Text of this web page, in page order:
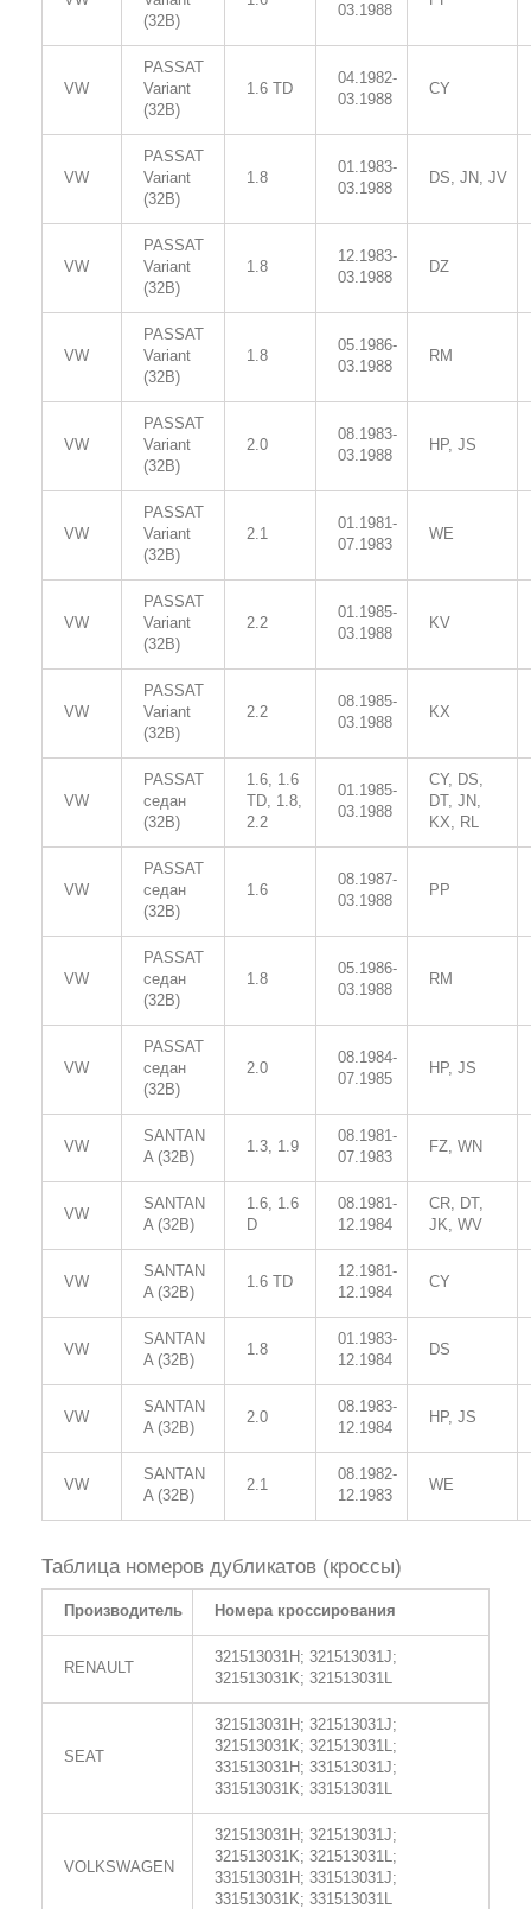
(32B)
03.1988
VW
PASSAT
Variant
(32B)
1.6 TD
04.1982-
03.1988
CY
VW
PASSAT
Variant
(32B)
1.8
01.1983-
03.1988
DS, JN, JV
VW
PASSAT
Variant
(32B)
1.8
12.1983-
03.1988
DZ
VW
PASSAT
Variant
(32B)
1.8
05.1986-
03.1988
RM
VW
PASSAT
Variant
(32B)
2.0
08.1983-
03.1988
HP, JS
VW
PASSAT
Variant
(32B)
2.1
01.1981-
07.1983
WE
VW
PASSAT
Variant
(32B)
2.2
01.1985-
03.1988
KV
VW
PASSAT
Variant
(32B)
2.2
08.1985-
03.1988
KX
VW
PASSAT
седан
(32B)
1.6, 1.6
TD, 1.8,
2.2
01.1985-
03.1988
CY, DS,
DT, JN,
KX, RL
VW
PASSAT
седан
(32B)
1.6
08.1987-
03.1988
PP
VW
PASSAT
седан
(32B)
1.8
05.1986-
03.1988
RM
VW
PASSAT
седан
(32B)
2.0
08.1984-
07.1985
HP, JS
VW
SANTAN
A (32B)
1.3, 1.9
08.1981-
07.1983
FZ, WN
VW
SANTAN
A (32B)
1.6, 1.6
D
08.1981-
12.1984
CR, DT,
JK, WV
VW
SANTAN
A (32B)
1.6 TD
12.1981-
12.1984
CY
VW
SANTAN
A (32B)
1.8
01.1983-
12.1984
DS
VW
SANTAN
A (32B)
2.0
08.1983-
12.1984
HP, JS
VW
SANTAN
A (32B)
2.1
08.1982-
12.1983
WE
Таблица номеров дубликатов (кроссы)
Производитель Номера кроссирования
RENAULT
321513031H; 321513031J;
321513031K; 321513031L
SEAT
321513031H; 321513031J;
321513031K; 321513031L;
331513031H; 331513031J;
331513031K; 331513031L
VOLKSWAGEN
321513031H; 321513031J;
321513031K; 321513031L;
331513031H; 331513031J;
331513031K; 331513031L